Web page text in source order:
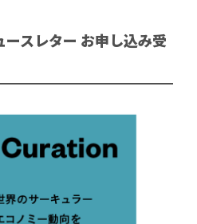
ースレター お申し込み受